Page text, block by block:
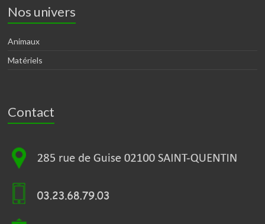
Nos univers
Animaux
Matériels
Contact